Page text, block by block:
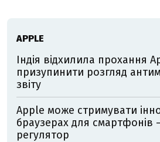
АPPLE
Індія відхилила прохання
призупинити розгляд
звіту
Apple може стримувати
браузерах для смартфонів
регулятор